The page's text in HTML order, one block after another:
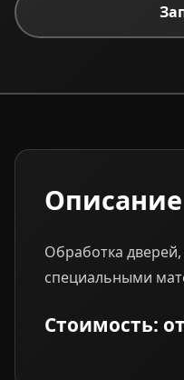
Описание
Обработка
специальными
Стоимость: